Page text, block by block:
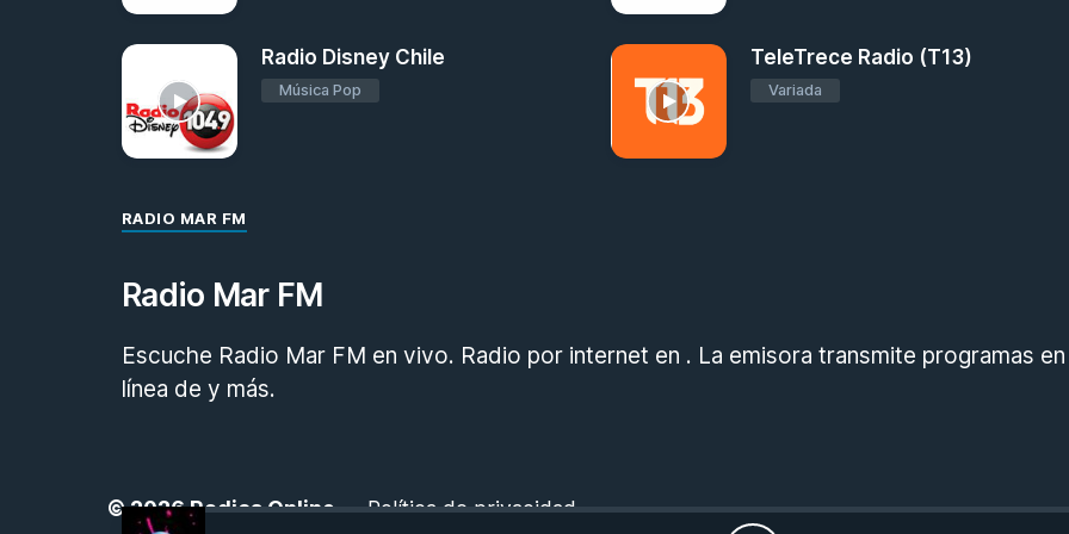
Radio Disney Chile
Música Pop
TeleTrece Radio (T13)
Variada
RADIO MAR FM
Radio Mar FM
Escuche Radio Mar FM en vivo. Radio por internet en . La emisora transmite programas en
línea de y más.
© 2026Radios Online -Política de privacidad